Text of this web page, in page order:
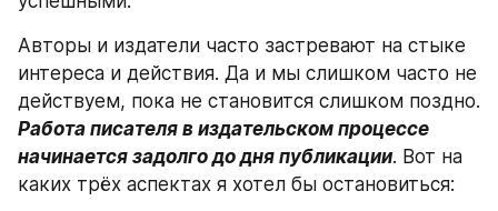
Авторы и издатели часто застревают на стыке
интереса и действия. Да и мы слишком часто не
Работа писателя в издательском процессе
начинается задолго до дня публикации. Вот на
каких трёх аспектах я хотел бы остановиться: